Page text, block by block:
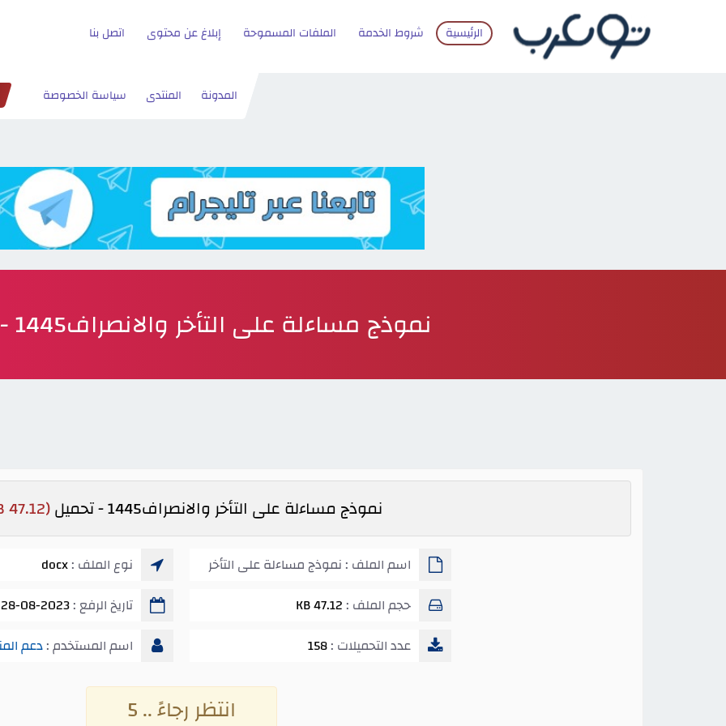
الرئيسية شروط الخدمة الملفات المسموحة إبلاغ عن محتوى اتصل بنا
المدونة المنتدى سياسة الخصوصة
نموذج مساءلة على التأخر والانصراف1445 - تحميل
نموذج مساءلة على التأخر والانصراف1445 - تحميل (47.12 KB)
اسم الملف : نموذج مساءلة على التأخر
والانصراف1445
نوع الملف :docx
حجم الملف : 47.12 KB تاريخ الرفع :28-08-2023 05:42 ص
عدد التحميلات :158 اسم المستخدم :دعم
انتظر رجاءً .. 5